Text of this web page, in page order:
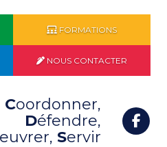
FORMATIONS
NOUS CONTACTER
Coordonner,
Défendre,
euvrer, Servir